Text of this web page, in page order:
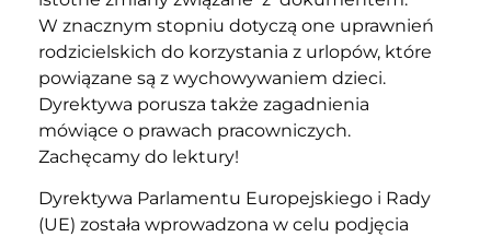
W znacznym stopniu dotyczą one uprawnień
rodzicielskich do korzystania z urlopów, które
powiązane są z wychowywaniem dzieci.
Dyrektywa porusza także zagadnienia
mówiące o prawach pracowniczych.
Zachęcamy do lektury!
Dyrektywa Parlamentu Europejskiego i Rady
(UE) została wprowadzona w celu podjęcia